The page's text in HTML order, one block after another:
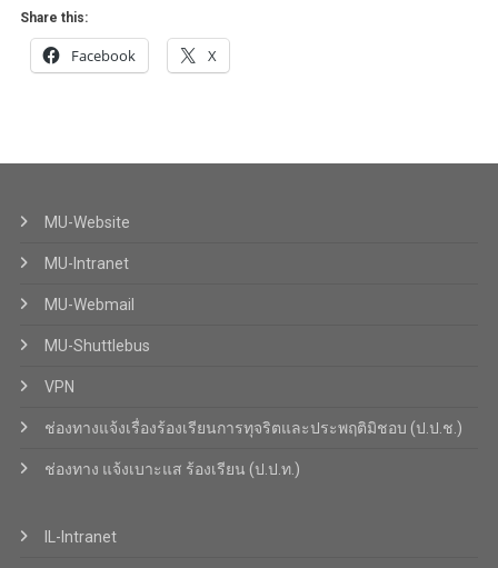
Share this:
Facebook X
MU-Website
MU-Intranet
MU-Webmail
MU-Shuttlebus
VPN
ช่องทางแจ้งเรื่องร้องเรียนการทุจริตและประพฤติมิชอบ (ป.ป.ช.)
ช่องทาง แจ้งเบาะแส ร้องเรียน (ป.ป.ท.)
IL-Intranet